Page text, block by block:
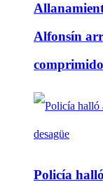
Alfonsín
Policía